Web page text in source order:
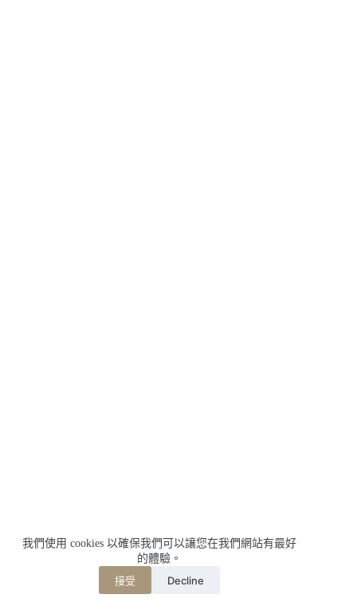
我們使用 cookies 以確保我們可以讓您在我們網站有最好
的體驗。
接受 Decline